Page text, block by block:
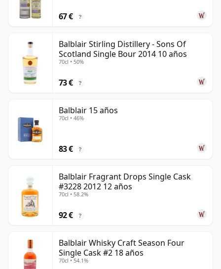
67 € ?
Balblair Stirling Distillery - Sons Of
Scotland Single Bour 2014 10 años
70cl • 50%
73 € ?
Balblair 15 años
70cl • 46%
83 € ?
Balblair Fragrant Drops Single Cask
#3228 2012 12 años
70cl • 58.2%
92 € ?
Balblair Whisky Craft Season Four
Single Cask #2 18 años
70cl • 54.1%